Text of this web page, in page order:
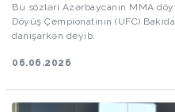
Bu sözləri Azərbaycanın MMA
Döyüş Çempionatının (UFC)
danışarkən deyib.
06.06.2026